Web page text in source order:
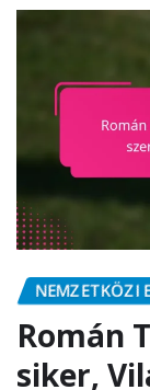
NEMZETKÖZI
Román
siker,